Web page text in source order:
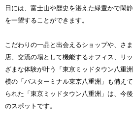
日には、富士山や歴史を湛えた緑豊かで閑
を一望することができます。
こだわりの一品と出会えるショップや、さ
店、交流の場として機能するオフィス、リ
ざまな体験が叶う「東京ミッドタウン八重
模の「バスターミナル東京八重洲」も備え
られた「東京ミッドタウン八重洲」は、今
のスポットです。